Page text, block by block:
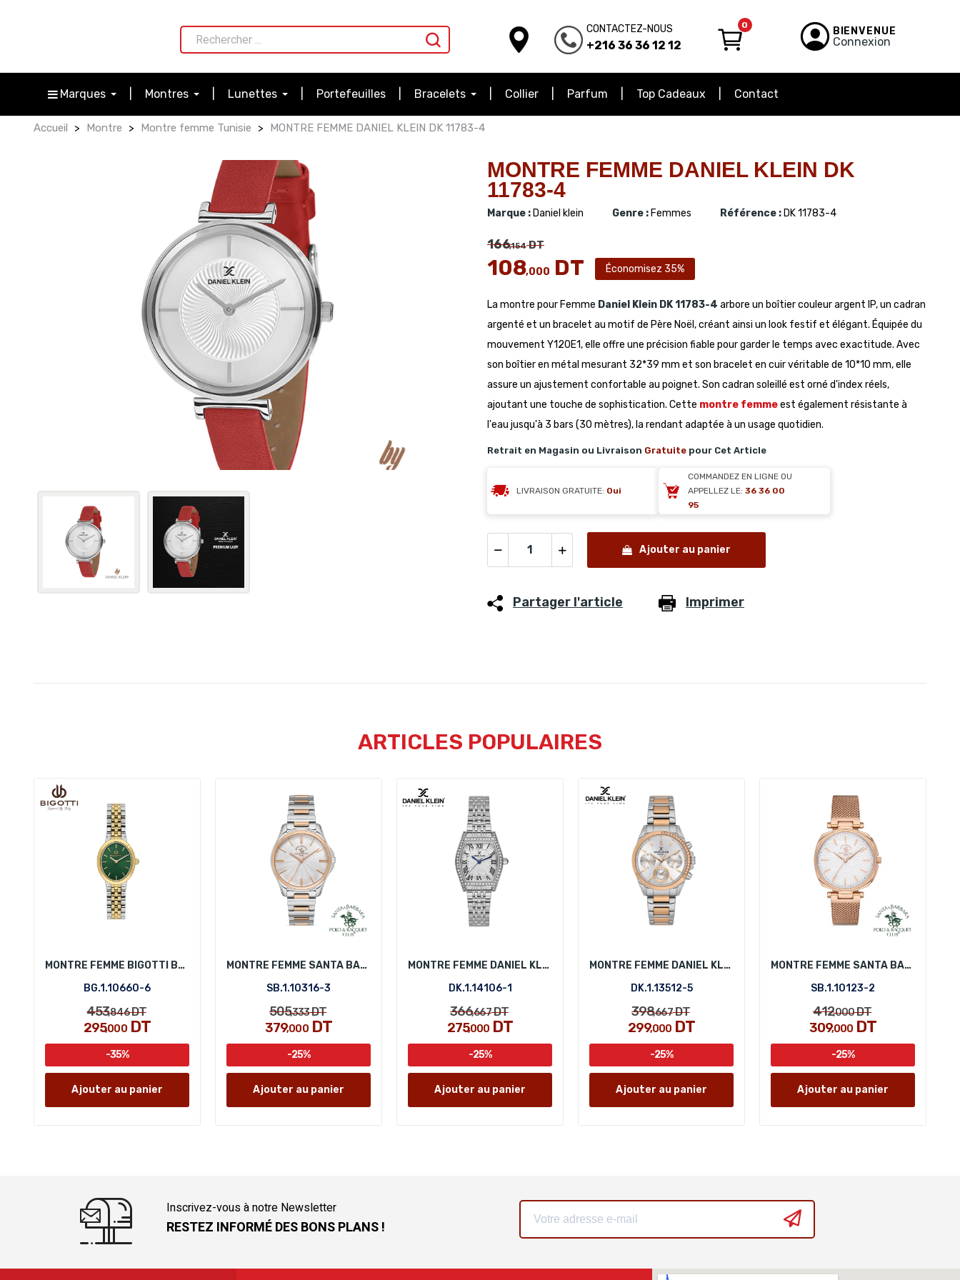
CONTACTEZ-NOUS
+216 36 36 12 12
0 BIENVENUE
Connexion
Marques Montres Lunettes Portefeuilles Bracelets Collier Parfum Top Cadeaux Contact
Accueil Montre Montre femme Tunisie MONTRE FEMME DANIEL KLEIN DK 11783-4
MONTRE FEMME DANIEL KLEIN DK
11783-4
Marque : Daniel klein Genre : Femmes Référence : DK 11783-4
166,154DT
108,000 DT Économisez 35%
La montre pour Femme Daniel Klein DK 11783-4 arbore un boîtier couleur argent IP, un cadran
argenté et un bracelet au motif de Père Noël, créant ainsi un look festif et élégant. Équipée du
mouvement Y120E1, elle offre une précision fiable pour garder le temps avec exactitude. Avec
son boîtier en métal mesurant 32*39 mm et son bracelet en cuir véritable de 10*10 mm, elle
assure un ajustement confortable au poignet. Son cadran soleillé est orné d'index réels,
ajoutant une touche de sophistication. Cette montre femmeest également résistante à
l'eau jusqu'à 3 bars (30 mètres), la rendant adaptée à un usage quotidien.
Retrait en Magasin ou Livraison Gratuite pour Cet Article
LIVRAISON GRATUITE: Oui
COMMANDEZ EN LIGNE OU
APPELLEZ LE: 36 36 00
95
Ajouter au panier
Partager l'article Imprimer
ARTICLES POPULAIRES
MONTRE FEMME BIGOTTI BG.1.10660-6
BG.1.10660-6
453,846DT
295,000DT
-35%
Ajouter au panier
MONTRE FEMME SANTA BARBARA POLO SB.1.10316-3
SB.1.10316-3
505,333DT
379,000DT
-25%
Ajouter au panier
MONTRE FEMME DANIEL KLEIN DK.1.14106-1
DK.1.14106-1
366,667DT
275,000 DT
-25%
Ajouter au panier
MONTRE FEMME DANIEL KLEIN DK.1.13512-5
DK.1.13512-5
398,667DT
299,000 DT
-25%
Ajouter au panier
MONTRE FEMME SANTA BARBARA POLO SB.1.10123-2
SB.1.10123-2
412,000DT
309,000 DT
-25%
Ajouter au panier
Inscrivez-vous à notre Newsletter
RESTEZ INFORMÉ DES BONS PLANS !